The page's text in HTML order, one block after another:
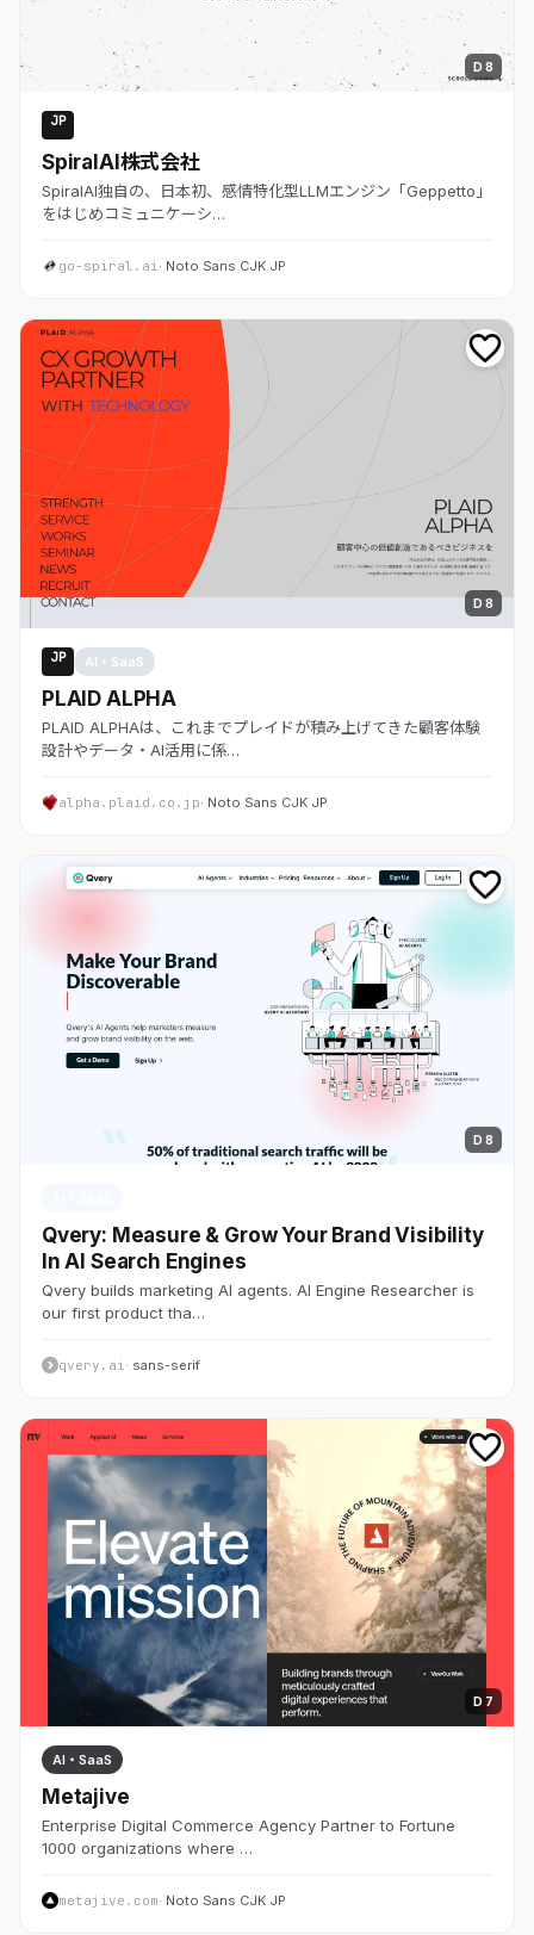
D 8
JP
SpiralAI株式会社
SpiralAI独自の、日本初、感情特化型LLMエンジン「Geppetto」
をはじめコミュニケーシ…
go-spiral.ai· Noto Sans CJK JP
D 8
JP AI・SaaS
PLAID ALPHA
PLAID ALPHAは、これまでプレイドが積み上げてきた顧客体験
設計やデータ・AI活用に係…
alpha.plaid.co.jp· Noto Sans CJK JP
D 8
Qvery: Measure & Grow Your Brand Visibility
In AI Search Engines
Qvery builds marketing AI agents. AI Engine Researcher is
our first product tha…
qvery.ai · sans-serif
D 7
AI・SaaS
Metajive
Enterprise Digital Commerce Agency Partner to Fortune
1000 organizations where …
metajive.com· Noto Sans CJK JP